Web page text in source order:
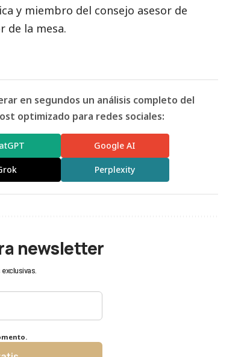
y miembro del consejo asesor de
de la mesa.
en segundos un análisis completo del
optimizado para redes sociales:
Google AI
Perplexity
newsletter